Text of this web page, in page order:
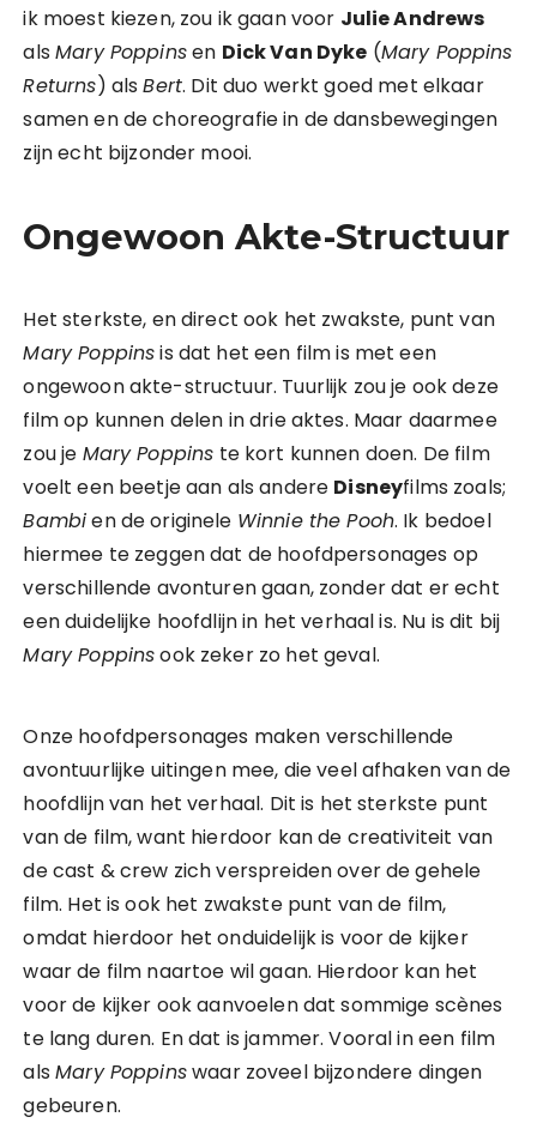
ik moest kiezen, zou ik gaan voor Julie Andrews
alsMary Poppinsen Dick Van Dyke (Mary Poppins
Returns) alsBert. Dit duo werkt goed met elkaar
samen en de choreografie in de dansbewegingen
zijn echt bijzonder mooi.
Ongewoon Akte-Structuur
Het sterkste, en direct ook het zwakste, punt van
Mary Poppinsis dat het een film is met een
ongewoon akte-structuur. Tuurlijk zou je ook deze
film op kunnen delen in drie aktes. Maar daarmee
zou je Mary Poppins te kort kunnen doen. De film
voelt een beetje aan als andere Disneyfilms zoals;
Bambien de originele Winnie the Pooh. Ik bedoel
hiermee te zeggen dat de hoofdpersonages op
verschillende avonturen gaan, zonder dat er echt
een duidelijke hoofdlijn in het verhaal is. Nu is dit bij
Mary Poppinsook zeker zo het geval.
Onze hoofdpersonages maken verschillende
avontuurlijke uitingen mee, die veel afhaken van de
hoofdlijn van het verhaal. Dit is het sterkste punt
van de film, want hierdoor kan de creativiteit van
de cast & crew zich verspreiden over de gehele
film. Het is ook het zwakste punt van de film,
omdat hierdoor het onduidelijk is voor de kijker
waar de film naartoe wil gaan. Hierdoor kan het
voor de kijker ook aanvoelen dat sommige scènes
te lang duren. En dat is jammer. Vooral in een film
alsMary Poppinswaar zoveel bijzondere dingen
gebeuren.